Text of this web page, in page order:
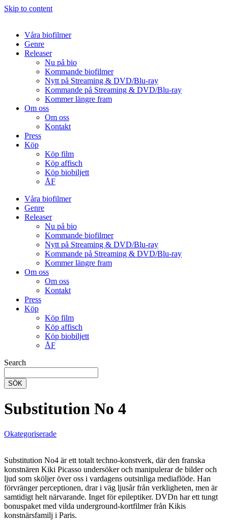
Skip to content
Våra biofilmer
Genre
Releaser
Nu på bio
Kommande biofilmer
Nytt på Streaming & DVD/Blu-ray
Kommande på Streaming & DVD/Blu-ray
Kommer längre fram
Om oss
Om oss
Kontakt
Press
Köp
Köp film
Köp affisch
Köp biobiljett
ÅF
Våra biofilmer
Genre
Releaser
Nu på bio
Kommande biofilmer
Nytt på Streaming & DVD/Blu-ray
Kommande på Streaming & DVD/Blu-ray
Kommer längre fram
Om oss
Om oss
Kontakt
Press
Köp
Köp film
Köp affisch
Köp biobiljett
ÅF
Search
SÖK
Substitution No 4
Okategoriserade
Substitution No4 är ett totalt techno-konstverk, där den franska
konstnären Kiki Picasso undersöker och manipulerar de bilder och
ljud som sköljer över oss i vardagens outsinliga mediaflöde. Han
förvränger perceptionen, drar i väg ljusår från verkligheten, men är
samtidigt helt närvarande. Inget för epileptiker. DVDn har ett tungt
bonuspaket med vilda underground-kortfilmer från Kikis
konstnärsfamilj i Paris.